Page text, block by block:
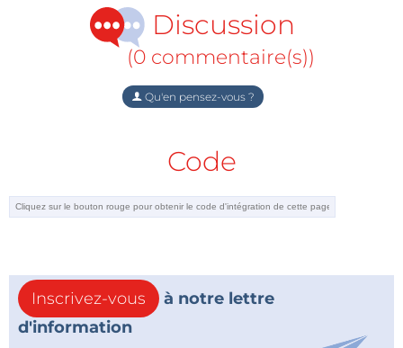
Discussion
(0 commentaire(s))
Qu'en pensez-vous ?
Code
Inscrivez-vous
à notre lettre
d'information